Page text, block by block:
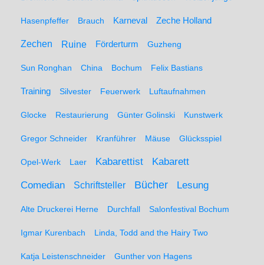
Hasenpfeffer Brauch Karneval Zeche Holland
Zechen Ruine Förderturm Guzheng
Sun Ronghan China Bochum Felix Bastians
Training Silvester Feuerwerk Luftaufnahmen
Glocke Restaurierung Günter Golinski Kunstwerk
Gregor Schneider Kranführer Mäuse Glücksspiel
Opel-Werk Laer Kabarettist
Kabarett
Comedian
Schriftsteller Bücher Lesung
Alte Druckerei Herne Durchfall Salonfestival Bochum
Igmar Kurenbach Linda, Todd and the Hairy Two
Katja Leistenschneider Gunther von Hagens